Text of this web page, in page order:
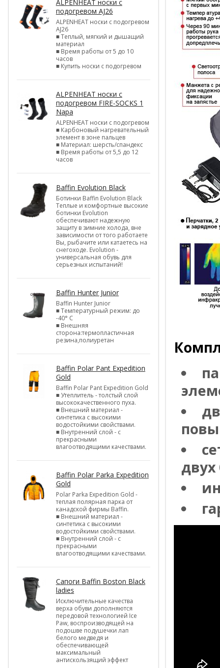
ALPENHEAT носки с
подогревом AJ26
ALPENHEAT носки с подогревом
AJ26
■ Теплый, мягкий и дышащий
материал
■ Время работы от 5 до 10
часов
■ Купить носки с подогревом
ALPENHEAT носки с
подогревом FIRE-SOCKS 1
Napa
ALPENHEAT носки с подогревом
■ Карбоновый нагревательный
элемент в зоне пальцев
■ Материал: шерсть/спандекс
■ Время работы от 5,5 до 12
часов
Baffin Evolution Black
Ботинки Baffin Evolution Black
Теплые и комфортные высокие
ботинки Evolution
обеспечивают надежную
защиту в зимние холода, вне
зависимости от того работаете
Вы, рыбачите или катаетесь на
снегоходе. Evolution -
универсальная обувь для
серьезных испытаний!
Baffin Hunter Junior
Baffin Hunter Junior
■ Температурный режим: до
-40° С
■ Внешняя
сторона:термопластичная
резина,полиуретан
Baffin Polar Pant Expedition
Gold
Baffin Polar Pant Expedition Gold
■ Утеплитель - толстый слой
высококачественного пуха.
■ Внешний материал -
синтетика с высокими
водостойкими свойствами.
■ Внутренний слой - с
прекрасными
влагоотводящими качествами.
Baffin Polar Parka Expedition
Gold
Polar Parka Expedition Gold -
теплая полярная парка от
канадской фирмы Baffin.
■ Внешний материал -
синтетика с высокими
водостойкими свойствами.
■ Внутренний слой - с
прекрасными
влагоотводящими качествами.
Cапоги Baffin Boston Black
ladies
Исключительные качества
верха обуви дополняются
передовой технологией Ice
Paw, воспроизводящей на
подошве подушечки лап
белого медведя и
обеспечивающей
максимальный
антискользящий эффект
двух